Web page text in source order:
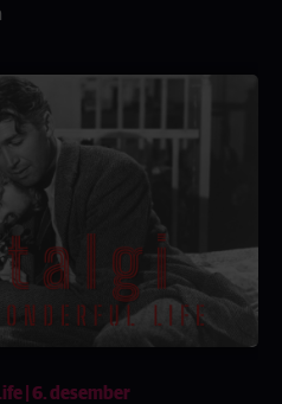
| 6. desember